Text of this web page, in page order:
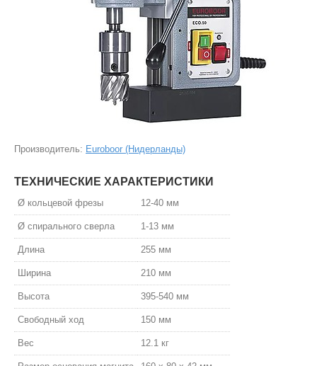
Производитель: Euroboor (Нидерланды)
ТЕХНИЧЕСКИЕ ХАРАКТЕРИСТИКИ
Ø кольцевой фрезы 12-40 мм
Ø спирального сверла 1-13 мм
Длина 255 мм
Ширина 210 мм
Высота 395-540 мм
Свободный ход 150 мм
Вес 12.1 кг